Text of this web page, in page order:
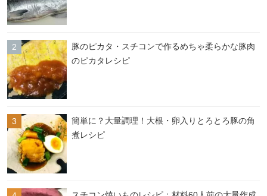
豚のピカタ・スチコンで作るめちゃ柔らかな豚肉
のピカタレシピ
簡単に？大量調理！大根・卵入りとろとろ豚の角
煮レシピ